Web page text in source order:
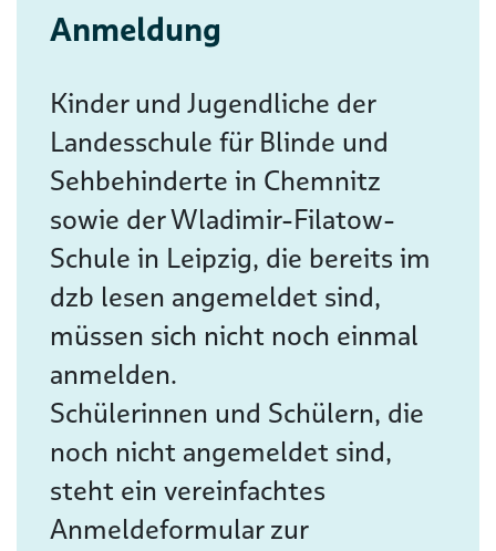
Anmeldung
Kinder und Jugendliche der
Landesschule für Blinde und
Sehbehinderte in Chemnitz
sowie der Wladimir-Filatow-
Schule in Leipzig, die bereits im
dzb lesen angemeldet sind,
müssen sich nicht noch einmal
anmelden.
Schülerinnen und Schülern, die
noch nicht angemeldet sind,
steht ein vereinfachtes
Anmeldeformular zur